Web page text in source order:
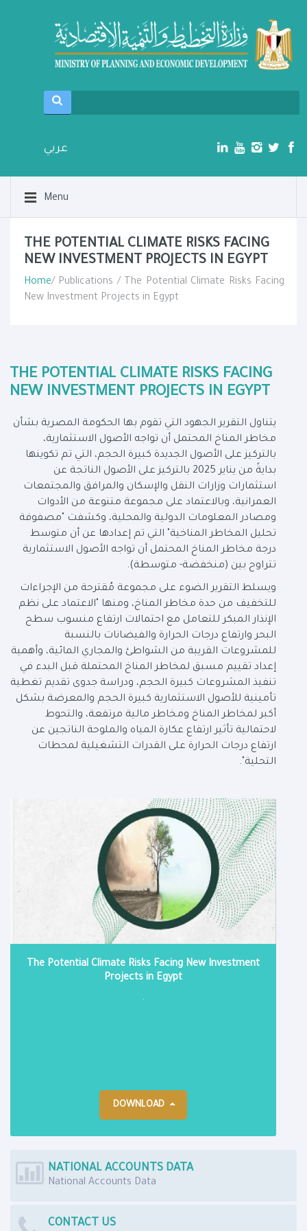
عربي
Menu
THE POTENTIAL CLIMATE RISKS FACING
NEW INVESTMENT PROJECTS IN EGYPT
Home/ Publications / The Potential Climate Risks Facing
New Investment Projects in Egypt
THE POTENTIAL CLIMATE RISKS FACING
NEW INVESTMENT PROJECTS IN EGYPT
يتناول التقرير الجهود التي تقوم بها الحكومة المصرية بشأن
مخاطر المناخ المحتمل أن تواجه الأصول الاستثمارية،
بالتركيز على الأصول الجديدة كبيرة الحجم، التي تم تكوينها
بدايةً من يناير 2025 بالتركيز على الأصول الناتجة عن
استثمارات وزارات النقل والإسكان والمرافق والمجتمعات
العمرانية، وبالاعتماد على مجموعة متنوعة من الأدوات
ومصادر المعلومات الدولية والمحلية، وكشفت "مصفوفة
تحليل المخاطر المناخية" التي تم إعدادها عن أن متوسط
درجة مخاطر المناخ المحتمل أن تواجه الأصول الاستثمارية
تتراوح بين (منخفضة- متوسطة).
ويسلط التقرير الضوء على مجموعة مُقترحة من الإجراءات
للتخفيف من حدة مخاطر المناخ، ومنها "الاعتماد على نظم
الإنذار المبكر للتعامل مع احتمالات ارتفاع منسوب سطح
البحر وارتفاع درجات الحرارة والفيضانات بالنسبة
للمشروعات القريبة من الشواطئ والمجاري المائية، وأهمية
إعداد تقييم مسبق لمخاطر المناخ المحتملة قبل البدء في
تنفيذ المشروعات كبيرة الحجم، ودراسة جدوى تقديم تغطية
تأمينية للأصول الاستثمارية كبيرة الحجم والمعرضة بشكل
أكبر لمخاطر المناخ ومخاطر مالية مرتفعة، والتحوط
لاحتمالية تأثير ارتفاع عكارة المياه والملوحة الناتجين عن
ارتفاع درجات الحرارة على القدرات التشغيلية لمحطات
التحلية".
The Potential Climate Risks Facing New Investment
Projects in Egypt
.
DOWNLOAD
NATIONAL ACCOUNTS DATA
National Accounts Data
CONTACT US